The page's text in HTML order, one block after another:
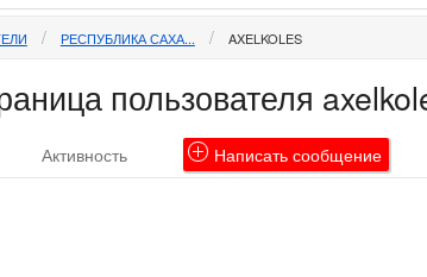
РЕСПУБЛИКА САХА... AXELKOLES
пользователя
Активность Написатьсообщение